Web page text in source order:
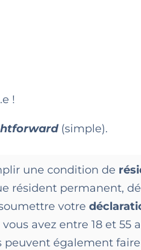
!
(simple).
une condition de
résident permanent,
votre
vous avez entre 18 et 55
peuvent également